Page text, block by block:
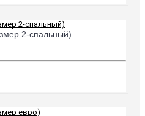
2-спальный)